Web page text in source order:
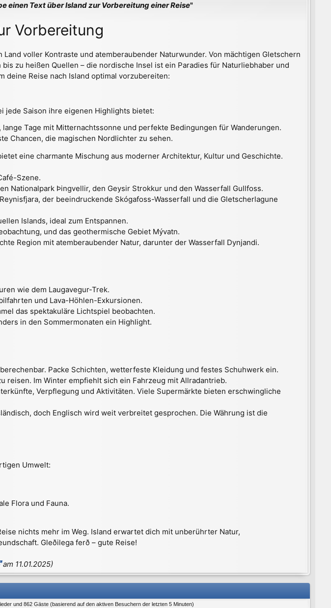
einen Text über Island zur Vorbereitung einer Reise"
Vorbereitung
voller Kontraste und atemberaubender Naturwunder. Von mächtigen Gletschern
zu heißen Quellen – die nordische Insel ist ein Paradies für Naturliebhaber und
deine Reise nach Island optimal vorzubereiten:
jede Saison ihre eigenen Highlights bietet:
Tage mit Mitternachtssonne und perfekte Bedingungen für Wanderungen.
Chancen, die magischen Nordlichter zu sehen.
eine charmante Mischung aus moderner Architektur, Kultur und Geschichte.
Szene.
Nationalpark Þingvellir, den Geysir Strokkur und den Wasserfall Gullfoss.
der beeindruckende Skógafoss-Wasserfall und die Gletscherlagune
Islands, ideal zum Entspannen.
und das geothermische Gebiet Mývatn.
Region mit atemberaubender Natur, darunter der Wasserfall Dynjandi.
wie dem Laugavegur-Trek.
und Lava-Höhlen-Exkursionen.
das spektakuläre Lichtspiel beobachten.
in den Sommermonaten ein Highlight.
Packe Schichten, wetterfeste Kleidung und festes Schuhwerk ein.
reisen. Im Winter empfiehlt sich ein Fahrzeug mit Allradantrieb.
Verpflegung und Aktivitäten. Viele Supermärkte bieten erschwingliche
doch Englisch wird weit verbreitet gesprochen. Die Währung ist die
Umwelt:
Flora und Fauna.
nichts mehr im Weg. Island erwartet dich mit unberührter Natur,
Gleðilega ferð – gute Reise!
am 11.01.2025)
und 862 Gäste (basierend auf den aktiven Besuchern der letzten 5 Minuten)